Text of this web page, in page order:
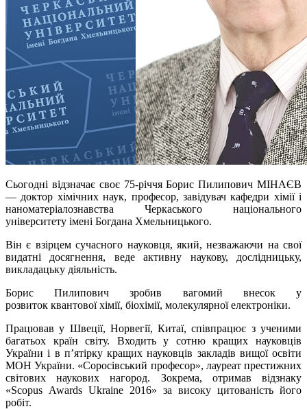
Сьогодні відзначає своє 75-річчя Борис Пилипович МІНАЄВ
— доктор хімічних наук, професор, завідувач кафедри хімії і
наноматеріалознавства Черкаського національного
університету імені Богдана Хмельницького.
Він є взірцем сучасного науковця, який, незважаючи на свої
видатні досягнення, веде активну наукову, дослідницьку,
викладацьку діяльність.
Борис Пилипович зробив вагомий внесок у
розвиток квантової хімії, біохімії, молекулярної електроніки.
Працював у Швеції, Норвегії, Китаї, співпрацює з ученими
багатьох країн світу. Входить у сотню кращих науковців
України і в п’ятірку кращих науковців закладів вищої освіти
МОН України. «Соросівський професор», лауреат престижних
світових наукових нагород. Зокрема, отримав відзнаку
«Scopus Awards Ukraine 2016» за високу цитованість його
робіт.